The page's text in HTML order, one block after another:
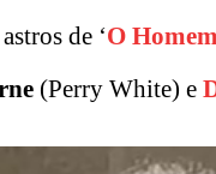
de ‘O
(Perry White) e